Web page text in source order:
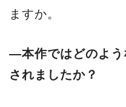
ますか。
―本作ではどのよう
されましたか？